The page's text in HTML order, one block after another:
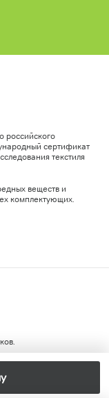
российского
сертификат
текстиля
веществ и
комплектующих.